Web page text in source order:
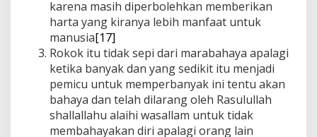
karena masih diperbolehkan memberikan
harta yang kiranya lebih manfaat untuk
manusia[17]
Rokok itu tidak sepi dari marabahaya apalagi
ketika banyak dan yang sedikit itu menjadi
pemicu untuk memperbanyak ini tentu akan
bahaya dan telah dilarang oleh Rasulullah
shallallahu alaihi wasallam untuk tidak
membahayakan diri apalagi orang lain